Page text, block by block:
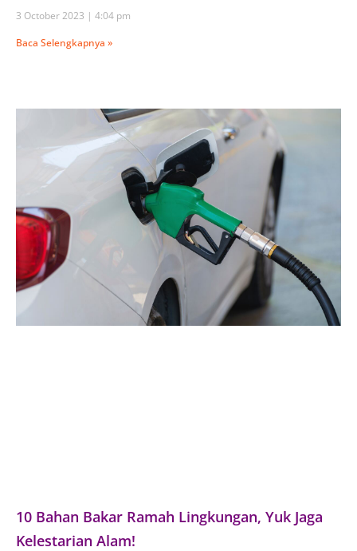
3 October 2023
4:04 pm
Baca Selengkapnya »
10 Bahan Bakar Ramah Lingkungan, Yuk Jaga
Kelestarian Alam!